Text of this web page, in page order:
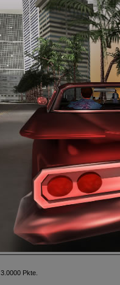
3.0000 Pkte.